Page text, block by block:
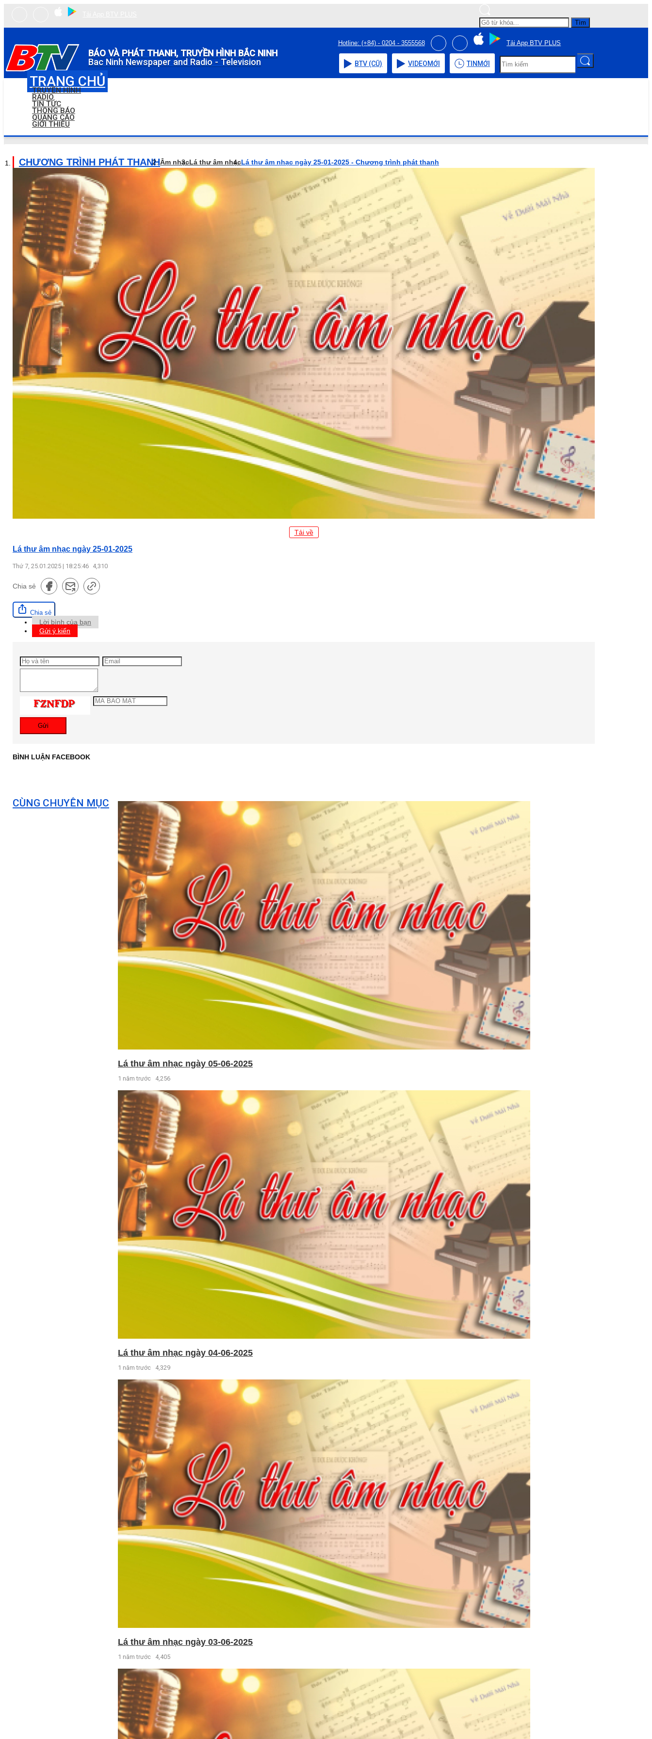
Tìm
BÁO VÀ PHÁT THANH, TRUYỀN HÌNH BẮC NINH
Bac Ninh Newspaper and Radio - Television
Hotline: (+84) - 0204 - 3555568 Tải App BTV PLUS
BTV (CŨ) VIDEOMỚI TIN MỚI
TRANG CHỦ
TRUYỀN HÌNH
RADIO
TIN TỨC
THÔNG BÁO
QUẢNG CÁO
GIỚI THIỆU
CHƯƠNG TRÌNH PHÁT THANHÂm nhạcLá thư âm nhạcLá thư âm nhạc ngày 25-01-2025 - Chương trình phát thanh
Tải về
Lá thư âm nhạc ngày 25-01-2025
Thứ 7, 25.01.2025 | 18:25:46 4,310
Chia sẻ
Chia sẻ
Lời bình của bạn
Gửi ý kiến
Gửi
BÌNH LUẬN FACEBOOK
CÙNG CHUYÊN MỤC
Lá thư âm nhạc ngày 05-06-2025
1 năm trước 4,256
Lá thư âm nhạc ngày 04-06-2025
1 năm trước 4,329
Lá thư âm nhạc ngày 03-06-2025
1 năm trước 4,405